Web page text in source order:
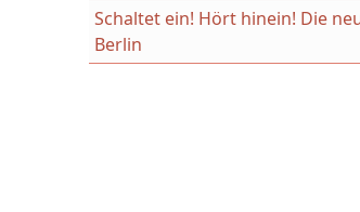
Schaltet ein! Hört hinein! Die
Berlin